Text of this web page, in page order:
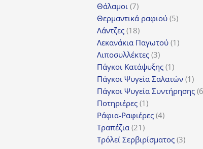
Θάλαμοι 77
προϊόντα
Θερμαντικά ραφιού 55
Λάντζες 1818
προϊόντα
Λεκανάκια Παγωτού 11
Λιποσυλλέκτες 33
προϊόντα
Πάγκοι Κατάψυξης 11
προϊόν
Πάγκοι Ψυγεία Σαλατών 11
Πάγκοι Ψυγεία Συντήρησης 6
Ποτηριέρες 11
προϊόν
Ράφια-Ραφιέρες 44
Τραπέζια 2121
προϊόντα
Τρόλεϊ Σερβιρίσματος 33